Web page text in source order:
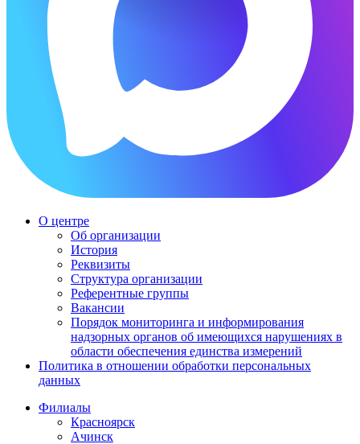
О центре
Об организации
История
Реквизиты
Структура организации
Референтные группы
Вакансии
Порядок мониторинга и информирования
надзорных органов об имеющихся нарушениях в
области обеспечения единства измерений
Политика в отношении обработки персональных
данных
Филиалы
Красноярск
Ачинск